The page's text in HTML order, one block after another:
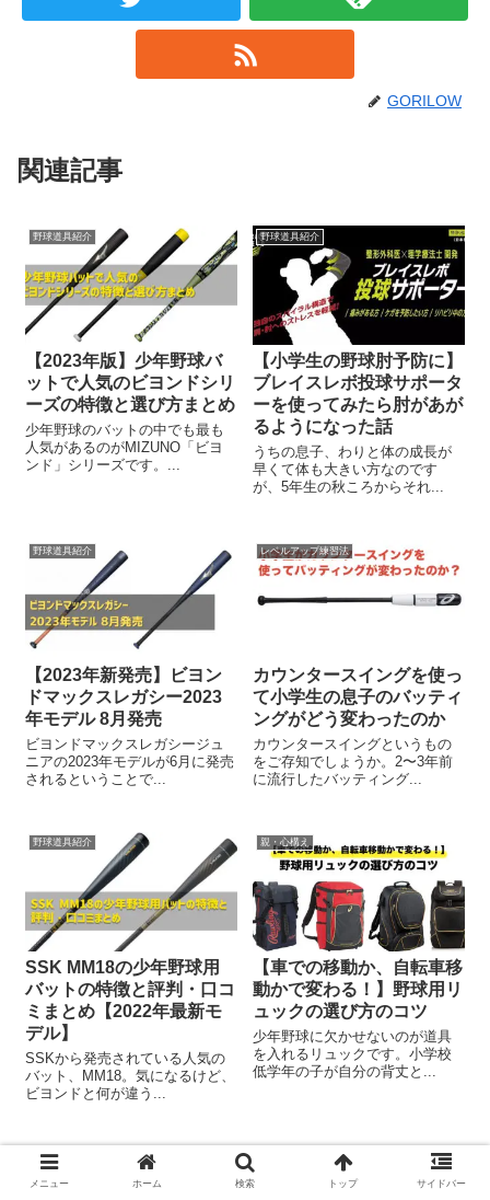
GORILOW
関連記事
野球道具紹介
【2023年版】少年野球バ
ットで人気のビヨンドシリ
ーズの特徴と選び方まとめ
少年野球のバットの中でも最も
人気があるのがMIZUNO「ビヨ
ンド」シリーズです。...
野球道具紹介
【小学生の野球肘予防に】
ブレイスレボ投球サポータ
ーを使ってみたら肘があが
るようになった話
うちの息子、わりと体の成長が
早くて体も大きい方なのです
が、5年生の秋ころからそれ...
野球道具紹介
【2023年新発売】ビヨン
ドマックスレガシー2023
年モデル 8月発売
ビヨンドマックスレガシージュ
ニアの2023年モデルが6月に発売
されるということで...
レベルアップ練習法
カウンタースイングを使っ
て小学生の息子のバッティ
ングがどう変わったのか
カウンタースイングというもの
をご存知でしょうか。2〜3年前
に流行したバッティング...
野球道具紹介
SSK MM18の少年野球用
バットの特徴と評判・口コ
ミまとめ【2022年最新モ
デル】
SSKから発売されている人気の
バット、MM18。気になるけど、
ビヨンドと何が違う...
親・心構え
【車での移動か、自転車移
動かで変わる！】野球用リ
ュックの選び方のコツ
少年野球に欠かせないのが道具
を入れるリュックです。小学校
低学年の子が自分の背丈と...
メニュー ホーム 検索 トップ サイドバー